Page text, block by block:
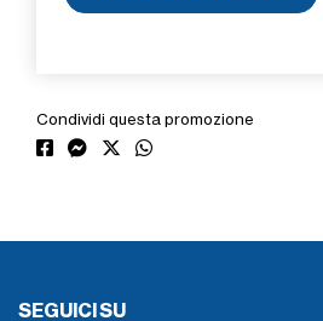
Condividi questa promozione
SEGUICI SU